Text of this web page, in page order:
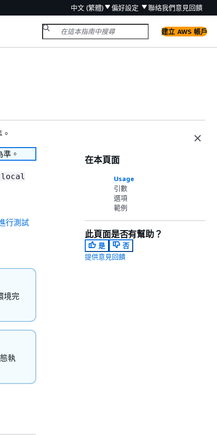
中文 (繁體) 偏好設定 聯絡我們意見回饋
建立 AWS 帳戶
。
local
行測試
境完
執
在本頁面
Usage
引數
選項
範例
此頁面是否有幫助？
是
否
提供意見回饋